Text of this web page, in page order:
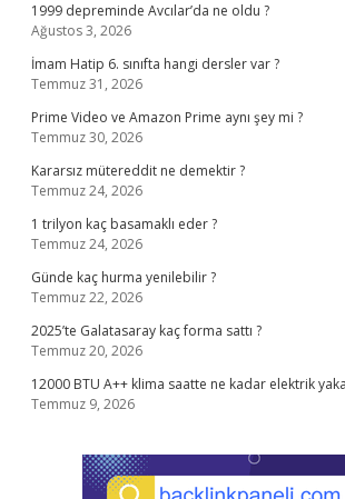
1999 depreminde Avcılar’da ne oldu ?
Ağustos 3, 2026
İmam Hatip 6. sınıfta hangi dersler var ?
Temmuz 31, 2026
Prime Video ve Amazon Prime aynı şey mi ?
Temmuz 30, 2026
Kararsız mütereddit ne demektir ?
Temmuz 24, 2026
1 trilyon kaç basamaklı eder ?
Temmuz 24, 2026
Günde kaç hurma yenilebilir ?
Temmuz 22, 2026
2025’te Galatasaray kaç forma sattı ?
Temmuz 20, 2026
12000 BTU A++ klima saatte ne kadar elektrik
Temmuz 9, 2026